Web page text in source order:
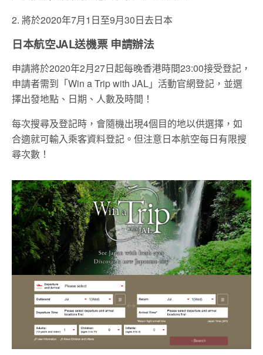
2. 將於2020年7月1日至9月30日去日本
日本航空JAL送機票 申請辦法
申請將於2020年2月27日起每晚香港時間23:00接受登記，
申請者需到「Win a Trip with JAL」活動官網登記，並選
擇出發地點、日期、人數及時間！
每次搜尋及登記時，會隨機出現4個目的地以供選擇，如
合適就可輸入乘客資料登記。但注意日本航空每日有限搜
尋次數！